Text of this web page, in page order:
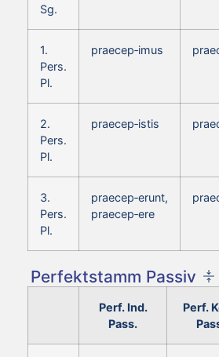
Sg.
1.
Pers.
Pl.
praecep‑imus
2.
Pers.
Pl.
praecep‑istis
3.
Pers.
Pl.
praecep‑erunt,
praecep‑ere
Perfektstamm Passiv
Perf. Ind.
Pass.
Perf.